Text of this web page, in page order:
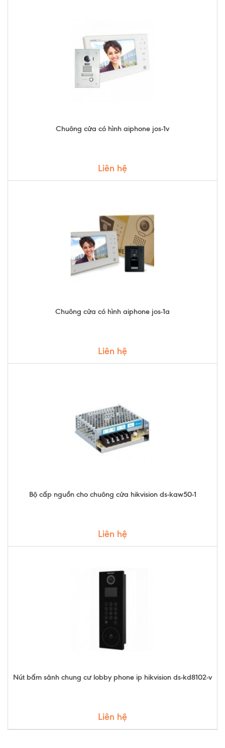
Chuông cửa có hình aiphone jos-1v
Liên hệ
Chuông cửa có hình aiphone jos-1a
Liên hệ
Bộ cấp nguồn cho chuông cửa hikvision ds-kaw50-1
Liên hệ
Nút bấm sảnh chung cư lobby phone ip hikvision ds-kd8102-v
Liên hệ